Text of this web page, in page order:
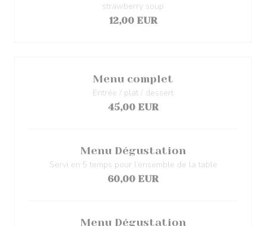
strawberry soup
12,00 EUR
Menu complet
Entrée / plat / dessert
45,00 EUR
Menu Dégustation
Servi en 5 temps pour l’ensemble de la table
60,00 EUR
Menu Dégustation